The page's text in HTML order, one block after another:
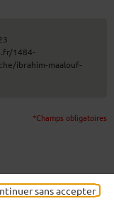
sans accepter
1484-
ibrahim-maalouf-
*Champs obligatoires